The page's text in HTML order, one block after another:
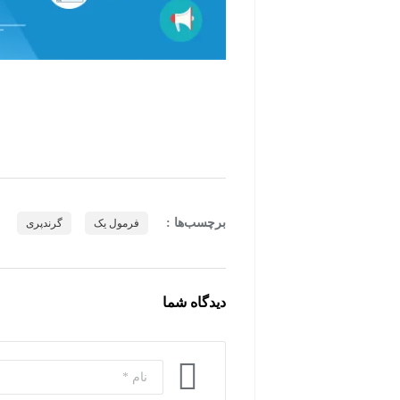
برچسب‌ها : فرمول یک گرندپری
دیدگاه شما